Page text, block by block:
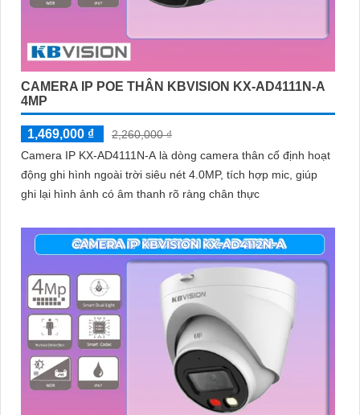
CAMERA IP POE THÂN KBVISION KX-AD4111N-A
4MP
1,469,000 ₫
2,260,000 ₫
Camera IP KX-AD4111N-A là dòng camera thân cố định hoạt
động ghi hình ngoài trời siêu nét 4.0MP, tích hợp mic, giúp
ghi lại hình ảnh có âm thanh rõ ràng chân thực